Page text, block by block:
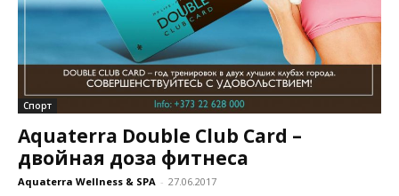
Спорт
Aquaterra Double Club Card –
двойная доза фитнеса
Aquaterra Wellness & SPA - 27.06.2017